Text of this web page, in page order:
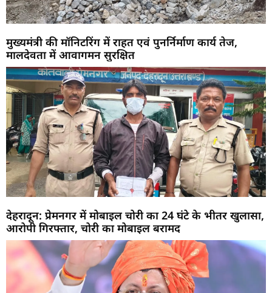
मुख्यमंत्री की मॉनिटरिंग में राहत एवं पुनर्निर्माण कार्य तेज,
मालदेवता में आवागमन सुरक्षित
देहरादून: प्रेमनगर में मोबाइल चोरी का 24 घंटे के भीतर खुलासा,
आरोपी गिरफ्तार, चोरी का मोबाइल बरामद